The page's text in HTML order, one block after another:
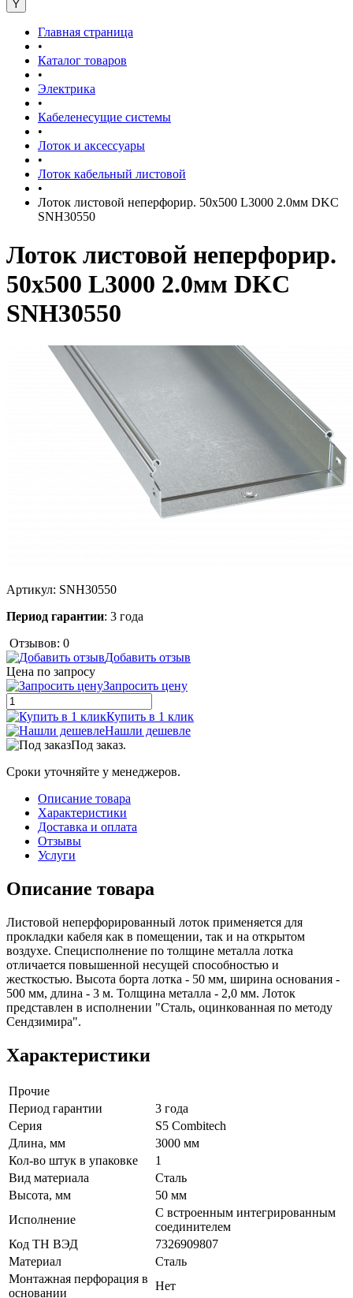
Главная страница
•
Каталог товаров
•
Электрика
•
Кабеленесущие системы
•
Лоток и аксессуары
•
Лоток кабельный листовой
•
Лоток листовой неперфорир. 50х500 L3000 2.0мм DKC
SNH30550
Лоток листовой неперфорир.
50х500 L3000 2.0мм DKC
SNH30550
Артикул: SNH30550
Период гарантии: 3 года
Отзывов: 0
Добавить отзыв
Цена по запросу
Запросить цену
Купить в 1 клик
Нашли дешевле
Под заказ.
Сроки уточняйте у менеджеров.
Описание товара
Характеристики
Доставка и оплата
Отзывы
Услуги
Описание товара
Листовой неперфорированный лоток применяется для
прокладки кабеля как в помещении, так и на открытом
воздухе. Специсполнение по толщине металла лотка
отличается повышенной несущей способностью и
жесткостью. Высота борта лотка - 50 мм, ширина основания -
500 мм, длина - 3 м. Толщина металла - 2,0 мм. Лоток
представлен в исполнении "Сталь, оцинкованная по методу
Сендзимира".
Характеристики
Прочие
Период гарантии
3 года
Серия
S5 Combitech
Длина, мм
3000 мм
Кол-во штук в упаковке
1
Вид материала
Сталь
Высота, мм
50 мм
Исполнение
С встроенным интегрированным
соединителем
Код ТН ВЭД
7326909807
Материал
Сталь
Монтажная перфорация в
основании
Нет